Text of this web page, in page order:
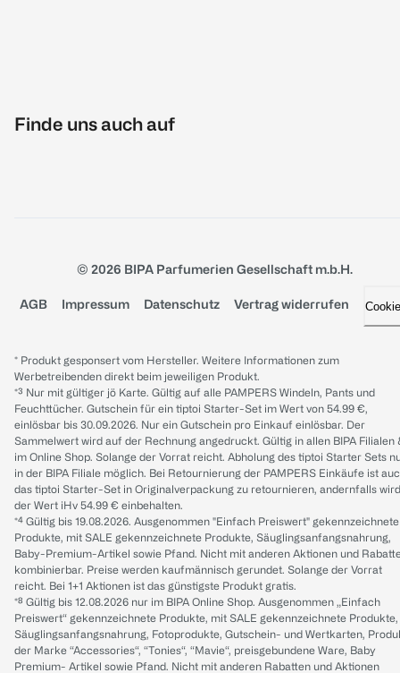
Finde uns auch auf
© 2026 BIPA Parfumerien Gesellschaft m.b.H.
AGB Impressum Datenschutz Vertrag widerrufen
* Produkt gesponsert vom Hersteller. Weitere Informationen zum
Werbetreibenden direkt beim jeweiligen Produkt.
*³ Nur mit gültiger jö Karte. Gültig auf alle PAMPERS Windeln, Pants und
Feuchttücher. Gutschein für ein tiptoi Starter-Set im Wert von 54.99 €,
einlösbar bis 30.09.2026. Nur ein Gutschein pro Einkauf einlösbar. Der
Sammelwert wird auf der Rechnung angedruckt. Gültig in allen BIPA Filialen
im Online Shop. Solange der Vorrat reicht. Abholung des tiptoi Starter Sets
in der BIPA Filiale möglich. Bei Retournierung der PAMPERS Einkäufe ist
das tiptoi Starter-Set in Originalverpackung zu retournieren, andernfalls wird
der Wert iHv 54.99 € einbehalten.
*⁴ Gültig bis 19.08.2026. Ausgenommen "Einfach Preiswert" gekennzeichnete
Produkte, mit SALE gekennzeichnete Produkte, Säuglingsanfangsnahrung,
Baby-Premium-Artikel sowie Pfand. Nicht mit anderen Aktionen und
kombinierbar. Preise werden kaufmännisch gerundet. Solange der Vorrat
reicht. Bei 1+1 Aktionen ist das günstigste Produkt gratis.
*⁸ Gültig bis 12.08.2026 nur im BIPA Online Shop. Ausgenommen „Einfach
Preiswert“ gekennzeichnete Produkte, mit SALE gekennzeichnete Produkte,
Säuglingsanfangsnahrung, Fotoprodukte, Gutschein- und Wertkarten,
der Marke “Accessories“, “Tonies“, “Mavie“, preisgebundene Ware, Baby
Premium- Artikel sowie Pfand. Nicht mit anderen Rabatten und Aktionen